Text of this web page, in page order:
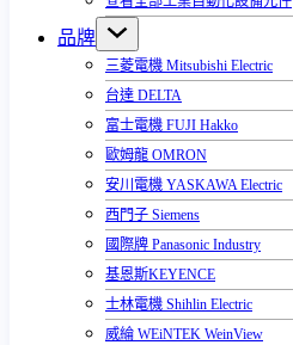
品牌
三菱電機 Mitsubishi Electric
台達 DELTA
富士電機 FUJI Hakko
歐姆龍 OMRON
安川電機 YASKAWA Electric
西門子 Siemens
國際牌 Panasonic Industry
基恩斯KEYENCE
士林電機 Shihlin Electric
威綸 WEiNTEK WeinView